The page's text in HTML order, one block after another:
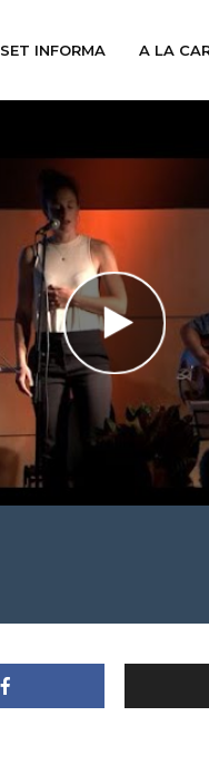
SET INFORMA A LA